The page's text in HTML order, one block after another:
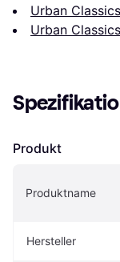
Urban
Urban
Produkt
Produktname
Hersteller